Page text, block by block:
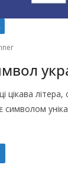
цікава літера,
символом